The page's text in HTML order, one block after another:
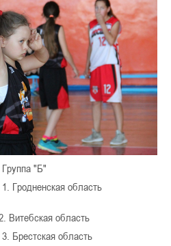
"Б"
область
область
область